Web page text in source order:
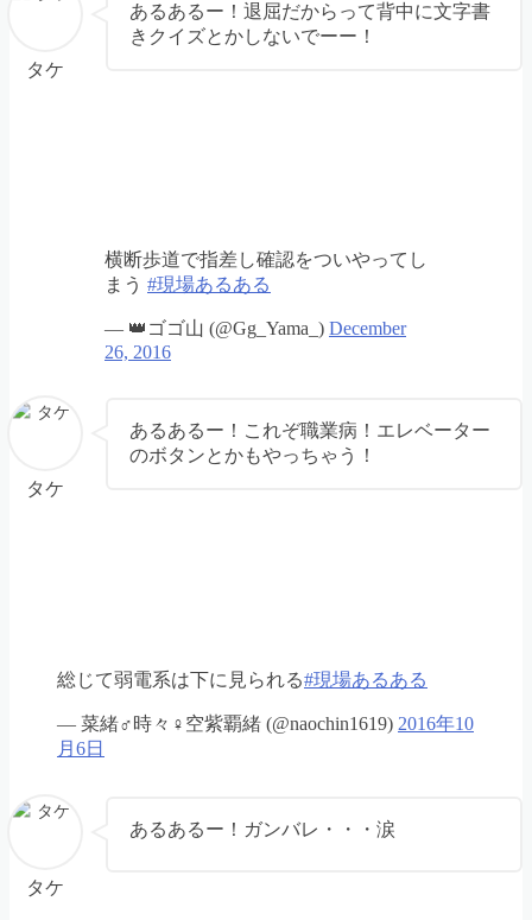
タケ
あるあるー！退屈だからって背中に文字書
きクイズとかしないでーー！
横断歩道で指差し確認をついやってし
まう #現場あるある
— 👑ゴゴ山 (@Gg_Yama_) December
26, 2016
タケ
あるあるー！これぞ職業病！エレベーター
のボタンとかもやっちゃう！
総じて弱電系は下に見られる#現場あるある
— 菜緒♂時々♀空紫覇緒 (@naochin1619) 2016年10
月6日
タケ
あるあるー！ガンバレ・・・涙